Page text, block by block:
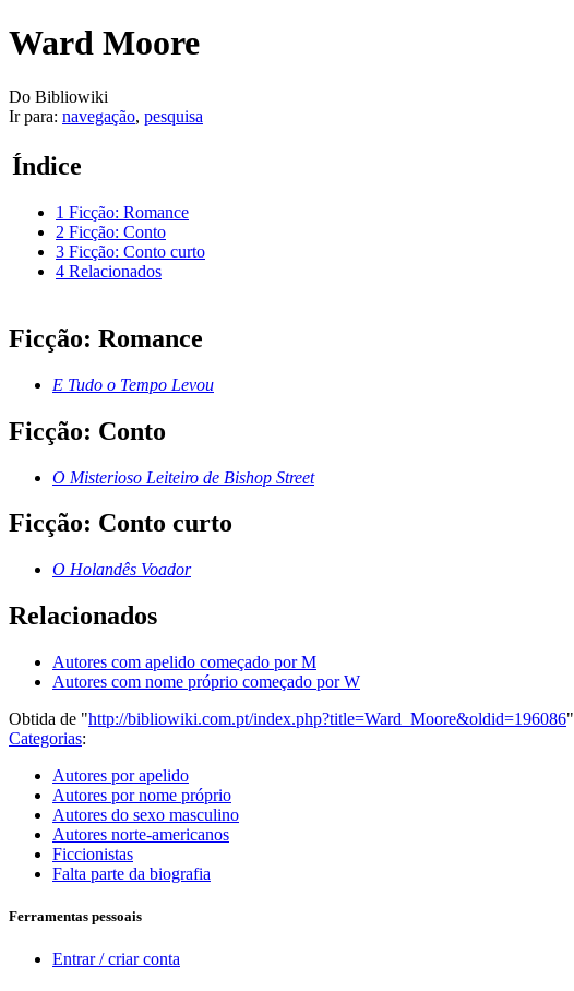
Ward Moore
Do Bibliowiki
Ir para: navegação, pesquisa
Índice
1 Ficção: Romance
2 Ficção: Conto
3 Ficção: Conto curto
4 Relacionados
Ficção: Romance
E Tudo o Tempo Levou
Ficção: Conto
O Misterioso Leiteiro de Bishop Street
Ficção: Conto curto
O Holandês Voador
Relacionados
Autores com apelido começado por M
Autores com nome próprio começado por W
Obtida de "http://bibliowiki.com.pt/index.php?title=Ward_Moore&oldid=196086"
Categorias:
Autores por apelido
Autores por nome próprio
Autores do sexo masculino
Autores norte-americanos
Ficcionistas
Falta parte da biografia
Ferramentas pessoais
Entrar / criar conta